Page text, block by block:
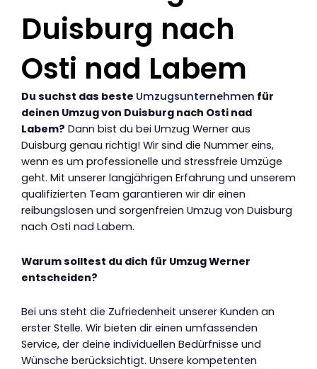
Duisburg nach
Osti nad Labem
Du suchst das beste Umzugsunternehmen für
deinen Umzug von Duisburg nach Osti nad
Labem? Dann bist du bei Umzug Werner aus
Duisburg genau richtig! Wir sind die Nummer eins,
wenn es um professionelle und stressfreie Umzüge
geht. Mit unserer langjährigen Erfahrung und unserem
qualifizierten Team garantieren wir dir einen
reibungslosen und sorgenfreien Umzug von Duisburg
nach Osti nad Labem.
Warum solltest du dich für Umzug Werner
entscheiden?
Bei uns steht die Zufriedenheit unserer Kunden an
erster Stelle. Wir bieten dir einen umfassenden
Service, der deine individuellen Bedürfnisse und
Wünsche berücksichtigt. Unsere kompetenten